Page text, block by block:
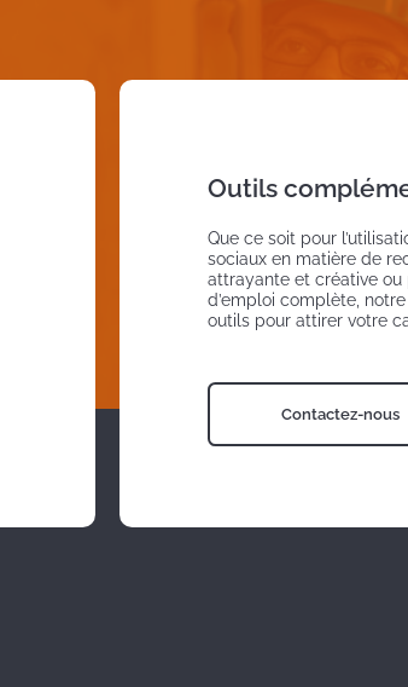
Outils
Que ce soit pour
sociaux en matière de
attrayante et créative
d’emploi complète,
outils pour attirer votre
Contactez-nous